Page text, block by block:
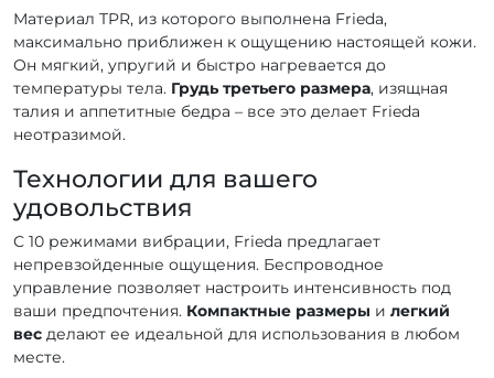
Материал TPR, из которого выполнена Frieda,
максимально приближен к ощущению настоящей кожи.
Он мягкий, упругий и быстро нагревается до
температуры тела. Грудь третьего размера, изящная
талия и аппетитные бедра – все это делает Frieda
неотразимой.
Технологии для вашего
удовольствия
С 10 режимами вибрации, Frieda предлагает
непревзойденные ощущения. Беспроводное
управление позволяет настроить интенсивность под
ваши предпочтения. Компактные размеры и легкий
вес делают ее идеальной для использования в любом
месте.